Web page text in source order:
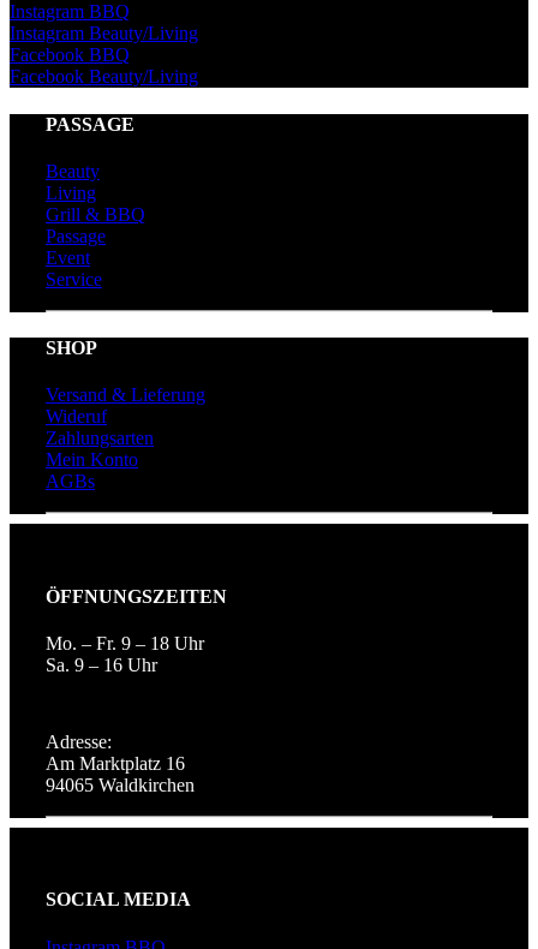
Instagram BBQ
Instagram Beauty/Living
Facebook BBQ
Facebook Beauty/Living
PASSAGE
Beauty
Living
Grill & BBQ
Passage
Event
Service
SHOP
Versand & Lieferung
Wideruf
Zahlungsarten
Mein Konto
AGBs
ÖFFNUNGSZEITEN
Mo. – Fr. 9 – 18 Uhr
Sa. 9 – 16 Uhr
Adresse:
Am Marktplatz 16
94065 Waldkirchen
SOCIAL MEDIA